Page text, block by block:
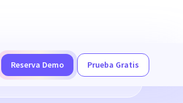
Reserva Demo
Prueba Gratis